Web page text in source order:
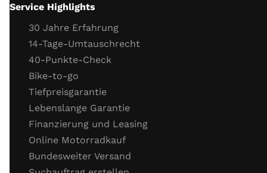
Funktion Seitenständerschalter
Motor
Gaszug
Kupplungszug
Kühlflüssigkeit (Stand, Frostschutz)
Kühlsystemverbindungen
Motor Dichtigkeit
Motor Kaltstartverhalten
Motorlauf
Service Highlights
30 Jahre Erfahrung
14-Tage-Umtauschrecht
40-Punkte-Check
Bike-to-go
Tiefpreisgarantie
Lebenslange Garantie
Finanzierung und Leasing
Online Motorradkauf
Bundesweiter Versand